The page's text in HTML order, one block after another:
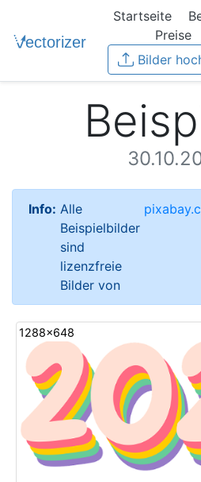
Startseite
Preise
Bilder
Info: Alle
Beispielbilder
sind
lizenzfreie
Bilder von
1288x648